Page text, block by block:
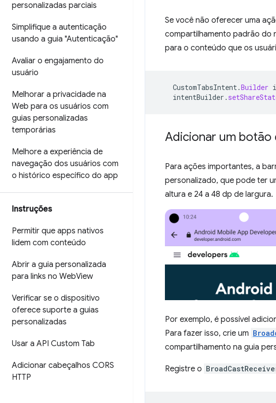
personalizadas parciais
Simplifique a autenticação
usando a guia "Autenticação"
Avaliar o engajamento do
usuário
Melhorar a privacidade na
Web para os usuários com
guias personalizadas
temporárias
Melhore a experiência de
navegação dos usuários com
o histórico específico do app
Instruções
Permitir que apps nativos
lidem com conteúdo
Abrir a guia personalizada
para links no WebView
Verificar se o dispositivo
oferece suporte a guias
personalizadas
Usar a API Custom Tab
Adicionar cabeçalhos CORS
HTTP
Se você não oferecer uma
compartilhamento padrão do
para o conteúdo que os
CustomTabsIntent.Builder
intentBuilder .
Adicionar um botão
Para ações importantes, a
personalizado, que pode ter
altura e 24 a 48 dp de largura.
Por exemplo, é possível
Para fazer isso, crie um
compartilhamento na guia
Registre o